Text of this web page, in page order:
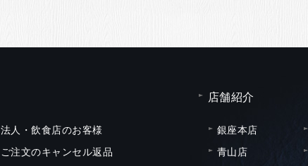
法人・飲食店のお客様
ご注文のキャンセル返品
店舗紹介
銀座本店
青山店